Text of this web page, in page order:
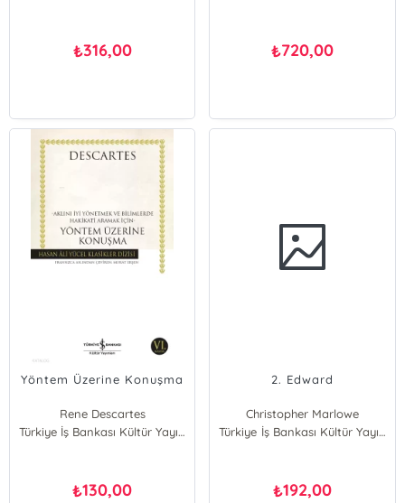
₺316,00 ₺720,00
Yöntem Üzerine Konuşma
Rene Descartes
Türkiye İş Bankası Kültür Yayınları
₺130,00
2. Edward
Christopher Marlowe
Türkiye İş Bankası Kültür Yayınları
₺192,00